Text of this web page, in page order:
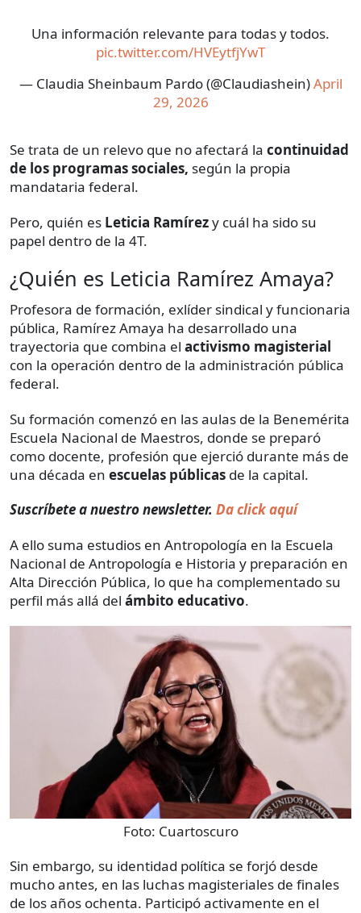
Una información relevante para todas y todos.
pic.twitter.com/HVEytfjYwT
— Claudia Sheinbaum Pardo (@Claudiashein)April
29, 2026
Se trata de un relevo que no afectará la continuidad
de los programas sociales, según la propia
mandataria federal.
Pero, quién es Leticia Ramírezy cuál ha sido su
papel dentro de la 4T.
¿Quién es Leticia Ramírez Amaya?
Profesora de formación, exlíder sindical y funcionaria
pública, Ramírez Amaya ha desarrollado una
trayectoria que combina el activismo magisterial
con la operación dentro de la administración pública
federal.
Su formación comenzó en las aulas de la Benemérita
Escuela Nacional de Maestros, donde se preparó
como docente, profesión que ejerció durante más de
una década en escuelas públicas de la capital.
Suscríbete a nuestro newsletter. Da click aquí
A ello suma estudios en Antropología en la Escuela
Nacional de Antropología e Historia y preparación en
Alta Dirección Pública, lo que ha complementado su
perfil más allá del ámbito educativo.
Foto: Cuartoscuro
Sin embargo, su identidad política se forjó desde
mucho antes, en las luchas magisteriales de finales
de los años ochenta. Participó activamente en el